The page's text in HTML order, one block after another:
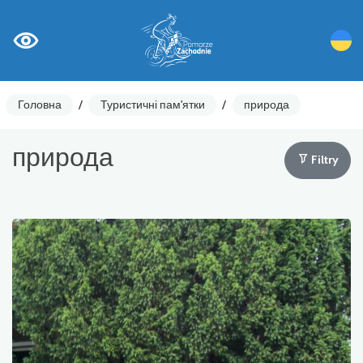
Головна / Туристичні пам'ятки / природа
природа Filtry
Лічильники циклів
Ostrzeżenia
Цікаві місця
Гастрономія